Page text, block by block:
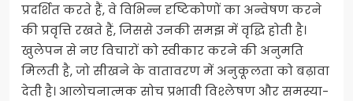
प्रदर्शित करते हैं, वे विभिन्न दृष्टिकोणों का अन्वेषण करने
की प्रवृत्ति रखते हैं, जिससे उनकी समझ में वृद्धि होती है।
खुलेपन से नए विचारों को स्वीकार करने की अनुमति
मिलती है, जो सीखने के वातावरण में अनुकूलता को बढ़ावा
देती है। आलोचनात्मक सोच प्रभावी विश्लेषण और समस्या-